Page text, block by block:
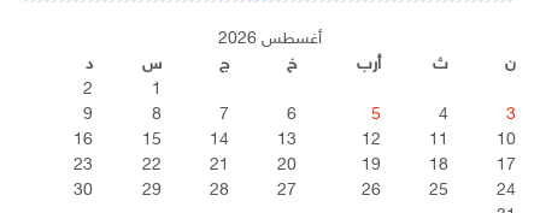
أغسطس 2026
ن
ث أرب خ ج س
د
1
2
3
4
5
6
7
8
9
10
11
12
13
14
15
16
17
18
19
20
21
22
23
24
25
26
27
28
29
30